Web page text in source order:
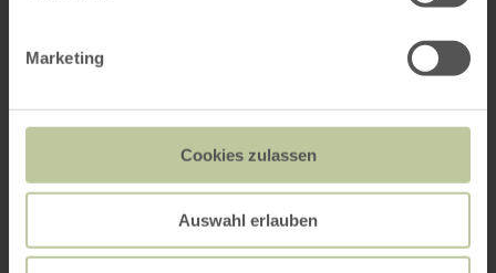
Marketing
Cookies zulassen
Auswahl erlauben